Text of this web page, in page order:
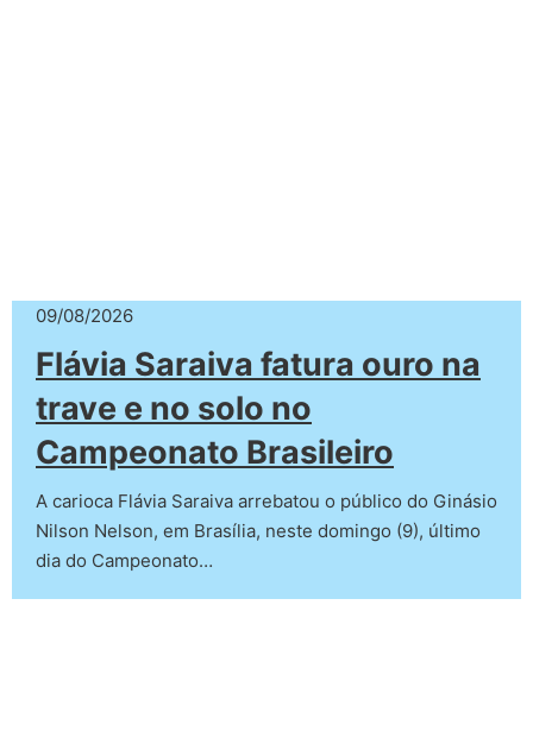
09/08/2026
Flávia Saraiva fatura ouro na
trave e no solo no
Campeonato Brasileiro
A carioca Flávia Saraiva arrebatou o público do Ginásio
Nilson Nelson, em Brasília, neste domingo (9), último
dia do Campeonato…